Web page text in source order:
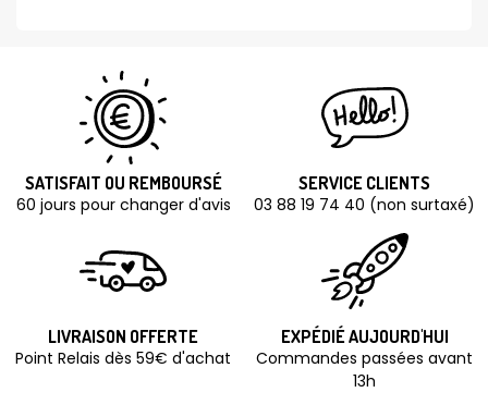
SATISFAIT OU REMBOURSÉ
60 jours pour changer d'avis
SERVICE CLIENTS
03 88 19 74 40 (non surtaxé)
LIVRAISON OFFERTE
Point Relais dès 59€ d'achat
EXPÉDIÉ AUJOURD'HUI
Commandes passées avant
13h